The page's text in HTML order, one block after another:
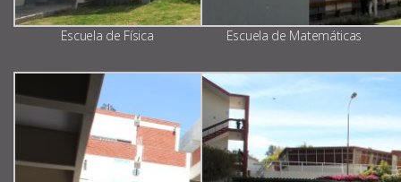
Escuela de Física Escuela de Matemáticas